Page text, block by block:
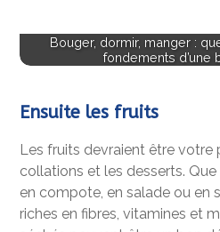
Bouger, dormir, manger :
fondements d’une
Ensuite les fruits
Les fruits devraient être votre
collations et les desserts. Que
en compote, en salade ou en
riches en fibres, vitamines et